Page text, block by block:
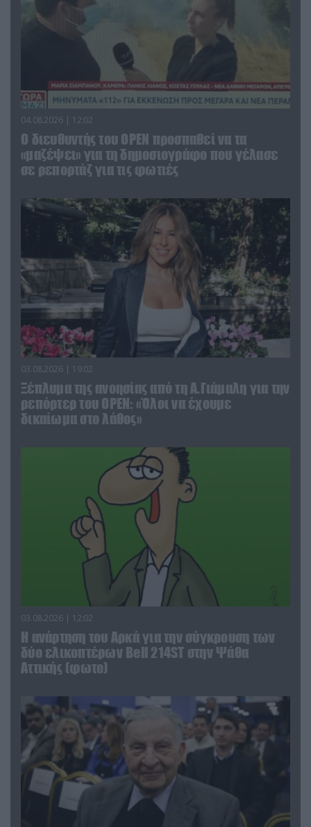
04.08.2026 | 12:02
O διευθυντής του OPEN προσπαθεί να τα
«μαζέψει» για τη δημοσιογράφο που γέλασε
σε ρεπορτάζ για τις φωτιές
03.08.2026 | 19:02
Ξέπλυμα της ανοησίας από τη Α.Γιάμαλη για την
ρεπόρτερ του ΟΡΕΝ: «Όλοι να έχουμε
δικαίωμα στο λάθος»
03.08.2026 | 12:02
Η ανάρτηση του Αρκά για την σύγκρουση των
δύο ελικοπτέρων Bell 214ST στην Ψάθα
Αττικής (φωτο)